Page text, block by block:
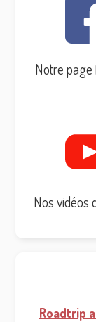
Notre
Nos vidéos
Roadtrip